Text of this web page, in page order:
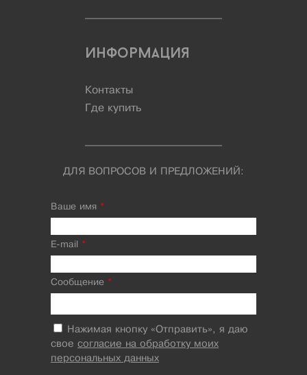
Информация
Контакты
Где купить
ДЛЯ ВОПРОСОВ И ПРЕДЛОЖЕНИЙ:
Ваше имя *
E-mail *
Сообщение *
Нажимая кнопку «Отправить», я даю
свое согласие на обработку моих
персональных данных